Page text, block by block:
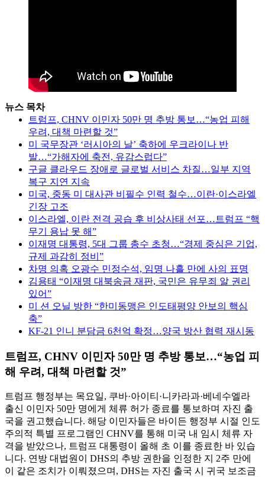
뉴스 목차
트럼프, CHNV 이민자 50만 명 추방 통보…“농업 피해
우려, 대책 마련할 것”
미 국무장관 ‘러시아의 날’ 축하에 우크라이나 반
발…“가해자에 축전, 유감스럽다”
구글 클라우드 장애로 글로벌 서비스 차질…일부 지역
복구 지연 지속
미국, 중동 미 대사관 비필수 인력 철수…이란·이스라엘
긴장 고조
이스라엘, 이란 전격 공습 후 비상사태 선포…트럼프 “핵
무기 용납 못 해”
이재명 대통령, 5대 그룹 총수 초청…“경제 중심은 기업,
규제 과감히 정비”
차명 의혹 오광수 민정수석, 임명 나흘 만에 사의 표명
김용태 “이재명 대북송금 재판, 국민은 유무죄 알 권리
있어”
미 션 오닐 방한 “한미동맹은 인도태평양 안보의 핵심
축”
KF-21 인니 분담금 6천억 확정…양국 방산 협력 재시동
트럼프, CHNV 이민자 50만 명 추방 통보…“농업 피
해 우려, 대책 마련할 것”
트럼프 행정부는 목요일, 쿠바·아이티·니카라과·베네수엘라
출신 이민자 50만 명에게 체류 허가 종료를 통보하며 자진 출
국을 권고했습니다. 해당 이민자들은 바이든 행정부 시절 인도
주의적 특별 프로그램인 CHNV를 통해 미국 내 임시 체류 자
격을 받았으나, 트럼프 대통령이 올해 초 이를 종료한 바 있습
니다. 연방 대법원이 DHS의 추방 권한을 인정한 지 2주 만에
이 같은 조치가 이뤄졌으며, DHS는 자진 출국 시 귀국 보조금